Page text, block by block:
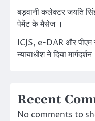
बड़वानी कलेक्टर जयति
पेमेंट के मैसेज ।
ICJS, e-DAR और पीएम
न्यायाधीश ने दिया मार्गदर्शन
Recent
No comments to